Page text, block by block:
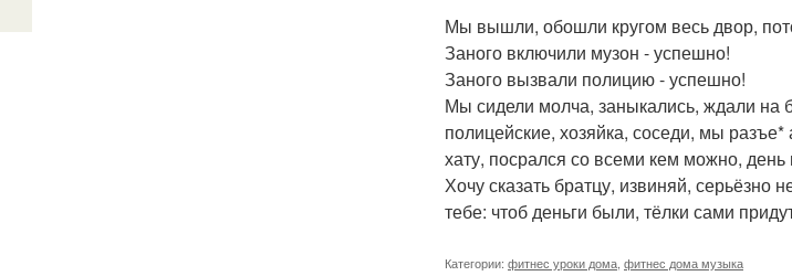
Мы вышли, обошли кругом весь двор,
Заного включили музон - успешно!
Заного вызвали полицию - успешно!
Мы сидели молча, заныкались, ждали на
полицейские, хозяйка, соседи, мы
хату, посрался со всеми кем можно,
Хочу сказать братцу, извиняй, серьёзно
тебе: чтоб деньги были, тёлки сами
Категории: фитнес уроки дома фитнес дома музыка